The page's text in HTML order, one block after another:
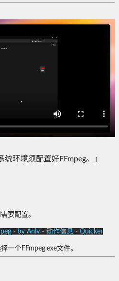
统环境须配置好FFmpeg。」
要配置。
- by Anlv - 动作信息 - Quicker
一个FFmpeg.exe文件。